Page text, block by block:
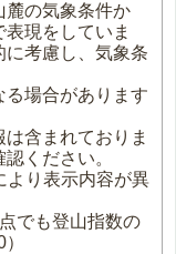
麓の気象条件か
現をしていま
考慮し、気象条
る場合があります
含まれておりま
認ください。
り表示内容が異
でも登山指数の